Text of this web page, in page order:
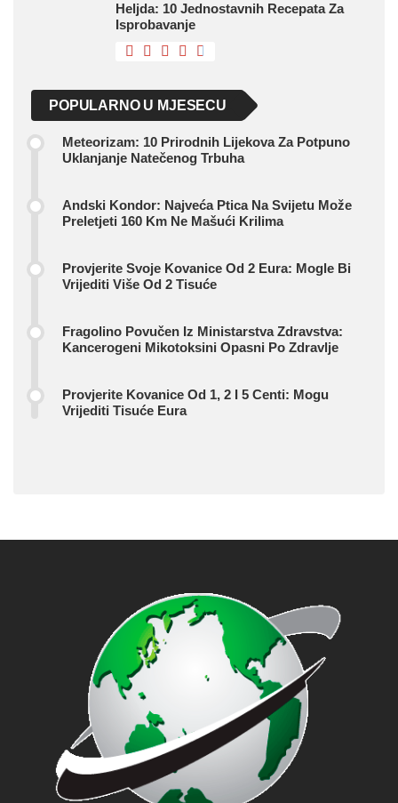
Heljda: 10 Jednostavnih Recepata Za
Isprobavanje
POPULARNO U MJESECU
Meteorizam: 10 Prirodnih Lijekova Za Potpuno
Uklanjanje Natečenog Trbuha
Andski Kondor: Najveća Ptica Na Svijetu Može
Preletjeti 160 Km Ne Mašući Krilima
Provjerite Svoje Kovanice Od 2 Eura: Mogle Bi
Vrijediti Više Od 2 Tisuće
Fragolino Povučen Iz Ministarstva Zdravstva:
Kancerogeni Mikotoksini Opasni Po Zdravlje
Provjerite Kovanice Od 1, 2 I 5 Centi: Mogu
Vrijediti Tisuće Eura